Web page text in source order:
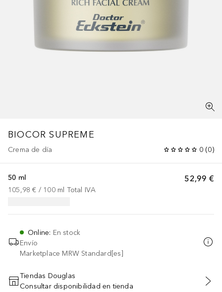
BIOCOR SUPREME
Crema de día 0 (0)
52,99 €
50 ml
105,98 € / 100 ml Total IVA
Online: En stock
Envío
Marketplace MRW Standard[es]
AÑADIR AL CARRITO
Tiendas Douglas
Consultar disponibilidad en tienda